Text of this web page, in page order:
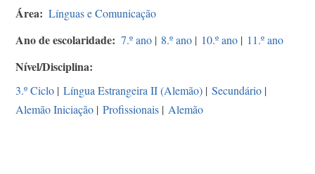
Área Línguas e Comunicação
Ano de escolaridade 7.º ano | 8.º ano | 10.º ano | 11.º ano
Nível/Disciplina
3.º Ciclo | Língua Estrangeira II (Alemão) | Secundário |
Alemão Iniciação | Profissionais | Alemão